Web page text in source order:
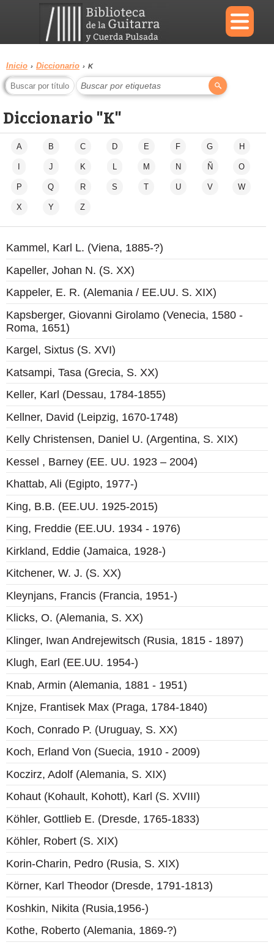
×
Menu
Biblioteca
Área
personal
Reproductor
Inicio › Diccionario › K
Buscar por etiquetas
Diccionario "K"
A B C D E F G H
J K L M N Ñ O
P Q R S T U V W
X Y Z
Kammel, Karl L. (Viena, 1885-?)
Kapeller, Johan N. (S. XX)
Kappeler, E. R. (Alemania / EE.UU. S. XIX)
Kapsberger, Giovanni Girolamo (Venecia, 1580 -
Roma, 1651)​
Kargel, Sixtus (S. XVI)
Katsampi, Tasa (Grecia, S. XX)
Keller, Karl (Dessau, 1784-1855)
Kellner, David (Leipzig, 1670-1748)
Kelly Christensen, Daniel U. (Argentina, S. XIX)
Kessel , Barney (EE. UU. 1923 – 2004)
Khattab, Ali (Egipto, 1977-)
King, B.B. (EE.UU. 1925-2015)​
King, Freddie (EE.UU. 1934 - 1976)
Kirkland, Eddie (Jamaica, 1928-)
Kitchener, W. J. (S. XX)
Kleynjans, Francis (Francia, 1951-)
Klicks, O. (Alemania, S. XX)
Klinger, Iwan Andrejewitsch (Rusia, 1815 - 1897)
Klugh, Earl (EE.UU. 1954-)
Knab, Armin (Alemania, 1881 - 1951)
Knjze, Frantisek Max (Praga, 1784-1840)
Koch, Conrado P. (Uruguay, S. XX)
Koch, Erland Von (Suecia, 1910 - 2009)
Koczirz, Adolf (Alemania, S. XIX)
Kohaut (Kohault, Kohott), Karl (S. XVIII)
Köhler, Gottlieb E. (Dresde, 1765-1833)
Köhler, Robert (S. XIX)
Korin-Charin, Pedro (Rusia, S. XIX)
Körner, Karl Theodor (Dresde, 1791-1813)
Koshkin, Nikita (Rusia,1956-)
Kothe, Roberto (Alemania, 1869-?)